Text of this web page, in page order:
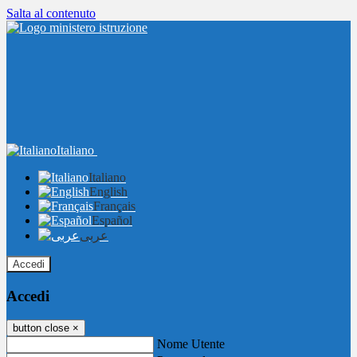
Salta al contenuto
Italiano
Italiano
English
Français
Español
عربى
Accedi
Accedi
button close ×
Nome Utente